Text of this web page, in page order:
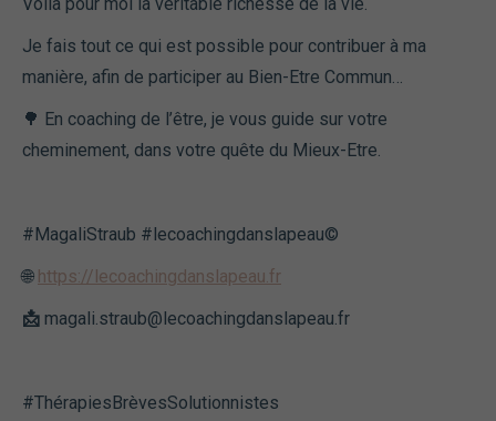
Je fais tout ce qui est possible pour contribuer à ma
manière, afin de participer au Bien-Etre Commun…
🌳 En coaching de l’être, je vous guide sur votre
cheminement, dans votre quête du Mieux-Etre.
#MagaliStraub #lecoachingdanslapeau©️
🌐 https://lecoachingdanslapeau.fr
📩 magali.straub@lecoachingdanslapeau.fr
#ThérapiesBrèvesSolutionnistes